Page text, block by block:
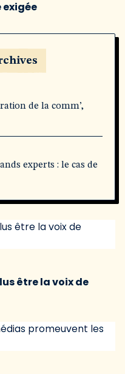
exigée
de la comm’,
experts : le cas de
être la voix de